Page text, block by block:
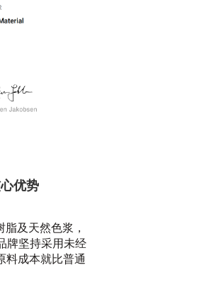
优势
及天然色浆，
牌坚持采用未经
料成本就比普通